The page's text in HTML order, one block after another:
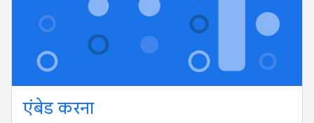
एंबेड करना